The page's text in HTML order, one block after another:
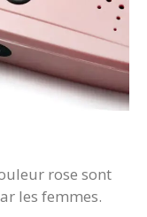
rose sont
les femmes.